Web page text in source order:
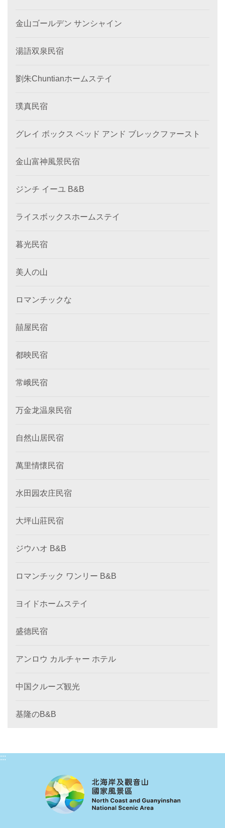
金山ゴールデン サンシャイン
湯語双泉民宿
劉朱Chuntianホームステイ
璞真民宿
グレイ ボックス ベッド アンド ブレックファースト
金山富神風景民宿
ジンチ イーユ B&B
ライスボックスホームステイ
暮光民宿
美人の山
ロマンチックな
囍屋民宿
都映民宿
常峨民宿
万金龙温泉民宿
自然山居民宿
萬里情懷民宿
水田园农庄民宿
大坪山莊民宿
ジウハオ B&B
ロマンチック ワンリー B&B
ヨイドホームステイ
盛德民宿
アンロウ カルチャー ホテル
中国クルーズ観光
基隆のB&B
:::